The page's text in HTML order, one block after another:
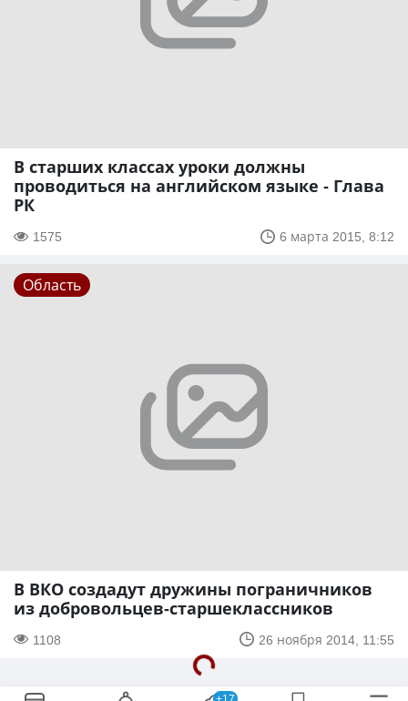
В старших классах уроки должны
проводиться на английском языке - Глава
РК
1575 6 марта 2015, 8:12
Область
В ВКО создадут дружины пограничников
из добровольцев-старшеклассников
1108 26 ноября 2014, 11:55